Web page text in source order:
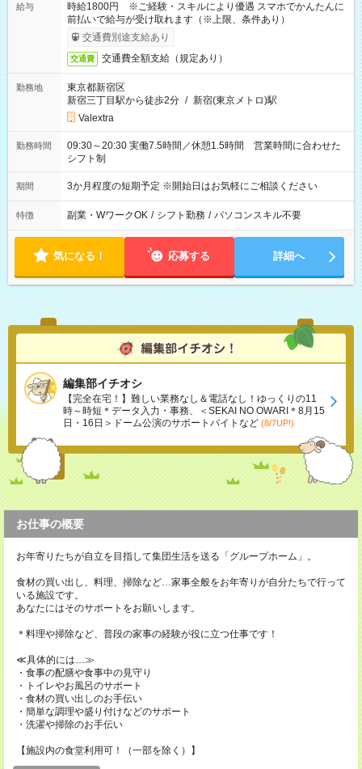
給与
時給1800円 ※ご経験・スキルにより優遇 スマホでかんたんに
前払いで給与が受け取れます（※上限、条件あり）
交通費別途支給あり
交通費 交通費全額支給（規定あり）
勤務地
東京都新宿区
新宿三丁目駅から徒歩2分 / 新宿(東京メトロ)駅
Valextra
勤務時間
09:30～20:30 実働7.5時間／休憩1.5時間 営業時間に合わせた
シフト制
期間 3か月程度の短期予定 ※開始日はお気軽にご相談ください
特徴 副業・WワークOK / シフト勤務 / パソコンスキル不要
気になる！ 応募する 詳細へ
編集部イチオシ
【完全在宅！】難しい業務なし＆電話なし！ゆっくりの11
時～時短＊データ入力・事務、＜SEKAI NO OWARI＊8月15
日・16日＞ドーム公演のサポートバイトなど (8/7UP!)
お仕事の概要
お年寄りたちが自立を目指して集団生活を送る「グループホーム」。
食材の買い出し、料理、掃除など…家事全般をお年寄りが自分たちで行って
いる施設です。
あなたにはそのサポートをお願いします。
＊料理や掃除など、普段の家事の経験が役に立つ仕事です！
≪具体的には…≫
・食事の配膳や食事中の見守り
・トイレやお風呂のサポート
・食材の買い出しのお手伝い
・簡単な調理や盛り付けなどのサポート
・洗濯や掃除のお手伝い
【施設内の食堂利用可！（一部を除く）】